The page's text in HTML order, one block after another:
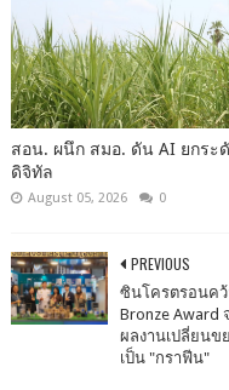
สอน. ผนึก สมอ. ดัน AI ยกระ
ดิจิทัล
August 05, 2026 0
PREVIOUS
ซินโครตรอนคว้
Bronze Award
ผลงานเปลี่ยนข
เป็น "กราฟีน"